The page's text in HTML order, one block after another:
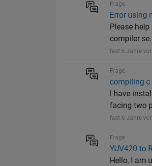
Frage
Error using
Please
compiler
fast 6 Jahre
Frage
compiling c
I have
facing two
fast 6 Jahre
Frage
YUV420 to
Hello, I am